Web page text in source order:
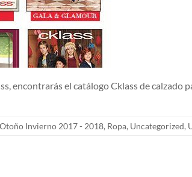
el catálogo Cklass de calzado
Otoño Invierno 2017 - 2018, Ropa, Uncategorized,